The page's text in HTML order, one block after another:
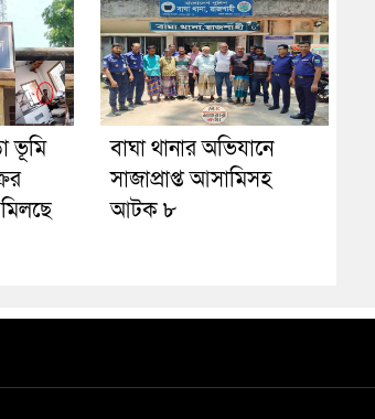
ভূমি
বাঘা থানার অভিযানে
সাজাপ্রাপ্ত আসামিসহ
আটক ৮